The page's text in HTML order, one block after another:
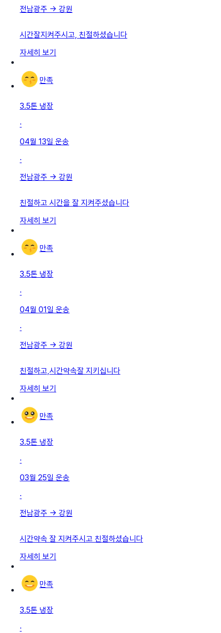
전남광주 → 강원
시간잘지켜주시고, 친절하셨습니다
자세히 보기
만족
3.5톤 냉장
·
04월 13일 운송
·
전남광주 → 강원
친절하고 시간을 잘 지켜주셨습니다
자세히 보기
만족
3.5톤 냉장
·
04월 01일 운송
·
전남광주 → 강원
친절하고,시간약속잘 지키십니다
자세히 보기
만족
3.5톤 냉장
·
03월 25일 운송
·
전남광주 → 강원
시간약속 잘 지켜주시고 친절하셨습니다
자세히 보기
만족
3.5톤 냉장
·